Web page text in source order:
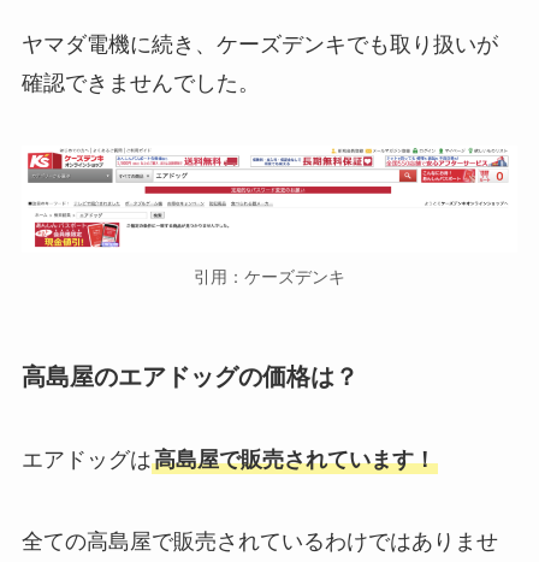
ヤマダ電機に続き、ケーズデンキでも取り扱いが
確認できませんでした。
引用：ケーズデンキ
高島屋のエアドッグの価格は？
エアドッグは高島屋で販売されています！
全ての高島屋で販売されているわけではありませ